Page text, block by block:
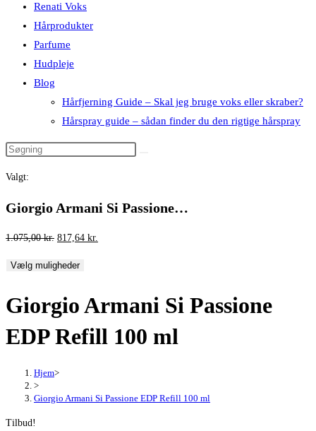
Renati Voks
Hårprodukter
Parfume
Hudpleje
Blog
Hårfjerning Guide – Skal jeg bruge voks eller skraber?
Hårspray guide – sådan finder du den rigtige hårspray
Valgt:
Giorgio Armani Si Passione…
1.075,00kr. Den
pris
1.075,00 kr..
817,64 kr.
817,64 kr..
Vælg muligheder
Giorgio Armani Si Passione
EDP Refill 100 ml
Hjem>
>
Giorgio Armani Si Passione EDP Refill 100 ml
Tilbud!